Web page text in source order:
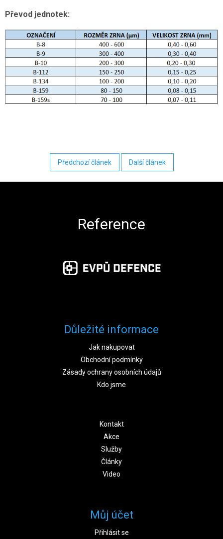
Převod jednotek:
Předchozí článek Další článek
Reference
Důležité informace
Jak nakupovat
Obchodní podmínky
Zásady ochrany osobních údajů
Kdo jsme
Kontakt
Akce
Služby
Články
Video
Můj účet
Přihlásit se